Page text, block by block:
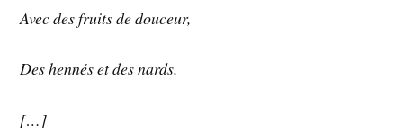
Avec des fruits de douceur,
Des hennés et des nards.
[…]